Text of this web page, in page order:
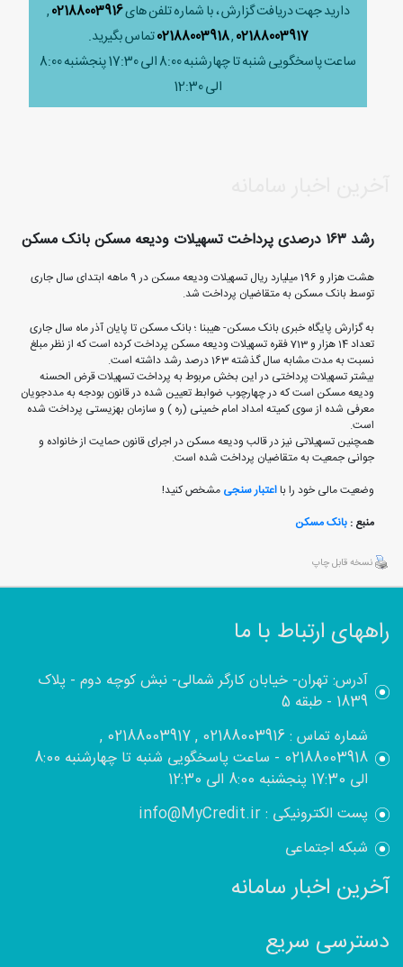
دارید جهت دریافت گزارش ، با شماره تلفن های02188003916
,
02188003917
,
02188003918تماس بگیرید.
ساعت پاسخگویی شنبه تا چهارشنبه 8:00 الی 17:30 پنجشنبه 8:00
الی 12:30
رشد ۱۶۳ درصدی پرداخت تسهیلات ودیعه مسکن بانک مسکن
هشت هزار و 196 میلیارد ریال تسهیلات ودیعه مسکن در 9 ماهه ابتدای سال جاری
توسط بانک مسکن به متقاضیان پرداخت شد.
به گزارش پایگاه خبری بانک مسکن- هیبنا ؛ بانک مسکن تا پایان آذر ماه سال جاری
تعداد 14 هزار و 713 فقره تسهیلات ودیعه مسکن پرداخت کرده است که از نظر مبلغ
نسبت به مدت مشابه سال گذشته 163 درصد رشد داشته است.
بیشتر تسهیلات پرداختی در این بخش مربوط به پرداخت تسهیلات قرض الحسنه
ودیعه مسکن است که در چهارچوب ضوابط تعیین شده در قانون بودجه به مددجویان
معرفی شده از سوی کمیته امداد امام خمینی (ره ) و سازمان بهزیستی پرداخت شده
است.
همچنین تسهیلاتی نیز در قالب ودیعه مسکن در اجرای قانون حمایت از خانواده و
جوانی جمعیت به متقاضیان پرداخت شده است.
وضعیت مالی خود را بااعتبار سنجی مشخص کنید!
منبع : بانک مسکن
نسخه قابل چاپ
راههای ارتباط با ما
آدرس: تهران- خیابان کارگر شمالی- نبش کوچه دوم - پلاک
1839 - طبقه 5
شماره تماس : 02188003916 , 02188003917 ,
02188003918 - ساعت پاسخگویی شنبه تا چهارشنبه 8:00
الی 17:30 پنجشنبه 8:00 الی 12:30
پست الکترونیکی : info@MyCredit.ir
شبکه اجتماعی
آخرین اخبار سامانه
دسترسی سریع